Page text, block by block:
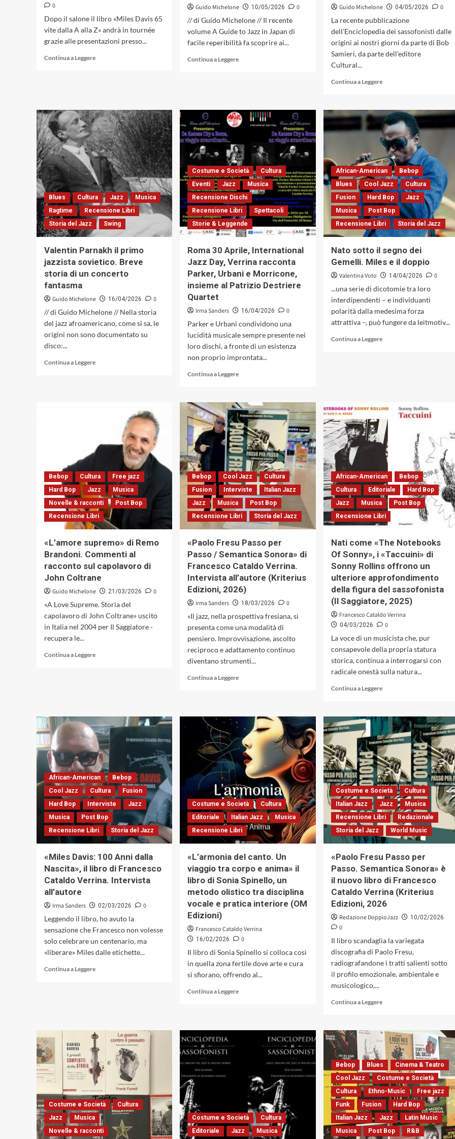
0
Dopo il salone il libro «Miles Davis 65
vite dalla A alla Z» andrà in tournée
grazie alle presentazioni presso...
Continua a LeggereLeggi
al
Salone
del
Libro
Guido Michelone 10/05/2026
0
// di Guido Michelone // Il recente
volume A Guide to Jazz in Japan di
facile reperibilità fa scoprire ai...
Continua a LeggereLeggi
al
Giappone
molto
jazz.
Intervista
a
Michael
Pronko
Guido Michelone 04/05/2026
0
La recente pubblicazione
dell’Enciclopedia dei sassofonisti dalle
origini ai nostri giorni da parte di Bob
Samieri, da parte dell’editore
Cultural...
Continua a LeggereLeggi
su
Bob
Salmieri.
Intervista
all’Autore
dell’Enciclopedia
dei
sassofonisti
Blues Cultura Jazz
Musica
Ragtime
Recensione Libri
Storia del Jazz
Swing
Valentin Parnakh il primo
jazzista sovietico. Breve
storia di un concerto
fantasma
Guido Michelone 16/04/2026
0
// di Guido Michelone // Nella storia
del jazz afroamericano, come si sa, le
origini non sono documentato su
disco:...
Continua a LeggereLeggi
sovietico.
di
un
concerto
fantasma
Costume e Società
Cultura
Eventi
Jazz
Musica
Recensione Dischi
Recensione Libri
Spettacoli
Storie & Leggende
Roma 30 Aprile, International
Jazz Day, Verrina racconta
Parker, Urbani e Morricone,
insieme al Patrizio Destriere
Quartet
Irma Sanders 16/04/2026
0
Parker e Urbani condividono una
lucidità musicale sempre presente nei
loro dischi, a fronte di un esistenza
non proprio improntata...
Continua a LeggereLeggi
su
Roma
30
Aprile,
International
Jazz
Day,
Verrina
racconta
Parker,
Urbani
e
Morricone,
Patrizio
Destriere
Quartet
African-American
Bebop
Blues
Cool Jazz
Cultura
Fusion
Hard Bop
Jazz
Musica
Post Bop
Recensione Libri
Storia del Jazz
Nato sotto il segno dei
Gemelli. Miles e il doppio
Valentina Voto 14/04/2026
0
...una serie di dicotomie tra loro
interdipendenti – e individuanti
polarità dalla medesima forza
attrattiva –, può fungere da leitmotiv...
Continua a LeggereLeggi
segno
Gemelli.
Miles
e
doppio
Bebop Cultura
Free jazz
Hard Bop
Jazz
Musica
Novelle & racconti
Post Bop
Recensione Libri
«L’amore supremo» di Remo
Brandoni. Commenti al
racconto sul capolavoro di
John Coltrane
Guido Michelone 21/03/2026
0
«A Love Supreme. Storia del
capolavoro di John Coltrane» uscito
in Italia nel 2004 per Il Saggiatore -
recupera le...
Continua a LeggereLeggi
Brandoni.
Commenti
al
racconto
sul
capolavoro
di
John
Coltrane
Bebop Cool Jazz
Cultura
Fusion
Interviste
Italian Jazz
Jazz
Musica
Post Bop
Recensione Libri
Storia del Jazz
«Paolo Fresu Passo per
Passo / Semantica Sonora» di
Francesco Cataldo Verrina.
Intervista all’autore (Kriterius
Edizioni, 2026)
Irma Sanders 18/03/2026
0
«Il jazz, nella prospettiva fresiana, si
presenta come una modalità di
pensiero. Improvvisazione, ascolto
reciproco e adattamento continuo
diventano strumenti...
Continua a LeggereLeggi
«Paolo
Fresu
Passo
per
Passo
/
Semantica
Sonora»
di
Francesco
Cataldo
Verrina.
Intervista
all’autore
Edizioni,
2026)
African-American
Bebop
Cultura
Editoriale
Hard Bop
Jazz
Musica
Post Bop
Recensione Libri
Nati come «The Notebooks
Of Sonny», i «Taccuini» di
Sonny Rollins offrono un
ulteriore approfondimento
della figura del sassofonista
(Il Saggiatore, 2025)
Francesco Cataldo Verrina
04/03/2026
0
La voce di un musicista che, pur
consapevole della propria statura
storica, continua a interrogarsi con
radicale onestà sulla natura...
Continua a LeggereLeggi
su
Nati
come
«The
Notebooks
Of
Sonny»,
i
«Taccuini»
di
Sonny
Rollins
offrono
un
approfondimento
della
figura
del
sassofonista
(Il
Saggiatore,
African-American
Bebop
Cool Jazz
Cultura
Fusion
Hard Bop
Interviste
Jazz
Musica
Post Bop
Recensione Libri
Storia del Jazz
«Miles Davis: 100 Anni dalla
Nascita», il libro di Francesco
Cataldo Verrina. Intervista
all’autore
Irma Sanders 02/03/2026
0
Leggendo il libro, ho avuto la
sensazione che Francesco non volesse
solo celebrare un centenario, ma
«liberare» Miles dalle etichette...
Continua a LeggereLeggi
Anni
dalla
Nascita»,
il
libro
di
Francesco
Cataldo
Verrina.
Intervista
all’autore
Costume e Società
Cultura
Editoriale
Italian Jazz
Musica
Recensione Libri
«L’armonia del canto. Un
viaggio tra corpo e anima» il
libro di Sonia Spinello, un
metodo olistico tra disciplina
vocale e pratica interiore (OM
Edizioni)
Francesco Cataldo Verrina
16/02/2026
0
Il libro di Sonia Spinello si colloca così
in quella zona fertile dove arte e cura
si sfiorano, offrendo al...
Continua a LeggereLeggi
«L’armonia
corpo
anima»
il
libro
di
Costume e Società
Cultura
Italian Jazz
Jazz
Musica
Recensione Libri
Redazionale
Storia del Jazz
World Music
«Paolo Fresu Passo per
Passo. Semantica Sonora» è
il nuovo libro di Francesco
Cataldo Verrina (Kriterius
Edizioni, 2026
Redazione DoppioJazz 10/02/2026
0
Il libro scandaglia la variegata
discografia di Paolo Fresu,
radiografandone i tratti salienti sotto
il profilo emozionale, ambientale e
musicologico,...
Continua a LeggereLeggi
su
«Paolo
Fresu
Passo
per
Passo.
Semantica
Sonora»
il
nuovo
libro
Costume e Società
Cultura
Jazz
Musica
Novelle & racconti
Costume e Società
Cultura
Editoriale
Jazz Musica
Bebop Blues
Cinema & Teatro
Cool Jazz
Costume e Società
Cultura
Ethno-Music
Free jazz
Funk
Fusion
Hard Bop
Italian Jazz
Jazz
Latin Music
Musica
Post Bop R&B